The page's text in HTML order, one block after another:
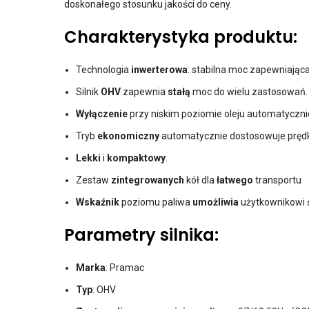
doskonałego stosunku jakości do ceny.
Charakterystyka produktu:
Technologia inwerterowa: stabilna moc
Silnik OHV zapewnia stałą moc do wielu zastosowań.
Wyłączenieprzy niskim poziomie oleju
Tryb ekonomicznyautomatycznie dostosowuje
Lekki i kompaktowy.
Zestaw zintegrowanych kół dlałatwego transportu
Wskaźnikpoziomu paliwa umożliwiaużytkownikowi
Parametry silnika:
Marka: Pramac
Typ: OHV